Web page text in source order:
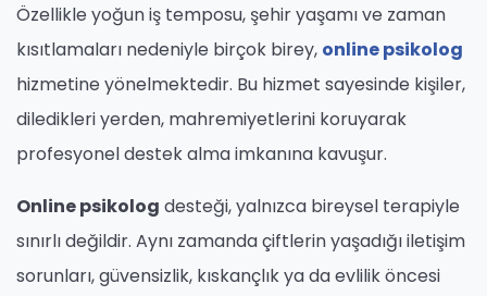
Özellikle yoğun iş temposu, şehir yaşamı ve zaman
kısıtlamaları nedeniyle birçok birey, online psikolog
hizmetine yönelmektedir. Bu hizmet sayesinde kişiler,
diledikleri yerden, mahremiyetlerini koruyarak
profesyonel destek alma imkanına kavuşur.
Online psikolog desteği, yalnızca bireysel terapiyle
sınırlı değildir. Aynı zamanda çiftlerin yaşadığı iletişim
sorunları, güvensizlik, kıskançlık ya da evlilik öncesi